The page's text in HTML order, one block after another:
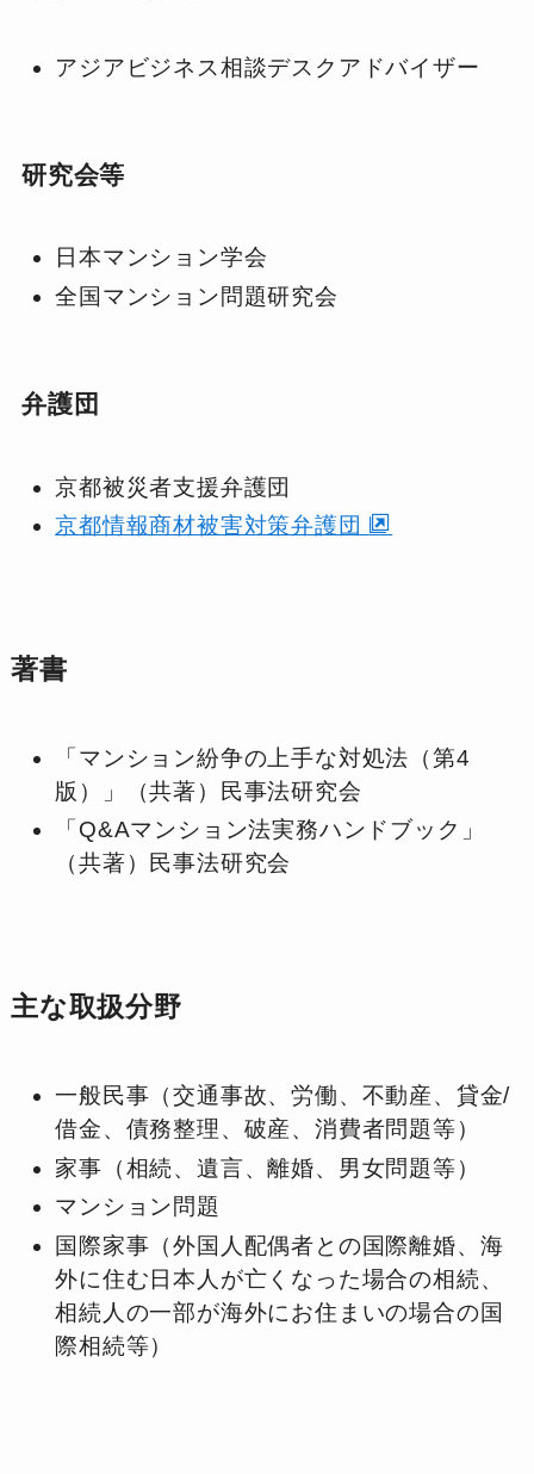
アジアビジネス相談デスクアドバイザー
研究会等
日本マンション学会
全国マンション問題研究会
弁護団
京都被災者支援弁護団
京都情報商材被害対策弁護団
著書
「マンション紛争の上手な対処法（第4
版）」（共著）民事法研究会
「Q&Aマンション法実務ハンドブック」
（共著）民事法研究会
主な取扱分野
一般民事（交通事故、労働、不動産、貸金/
借金、債務整理、破産、消費者問題等）
家事（相続、遺言、離婚、男女問題等）
マンション問題
国際家事（外国人配偶者との国際離婚、海
外に住む日本人が亡くなった場合の相続、
相続人の一部が海外にお住まいの場合の国
際相続等）